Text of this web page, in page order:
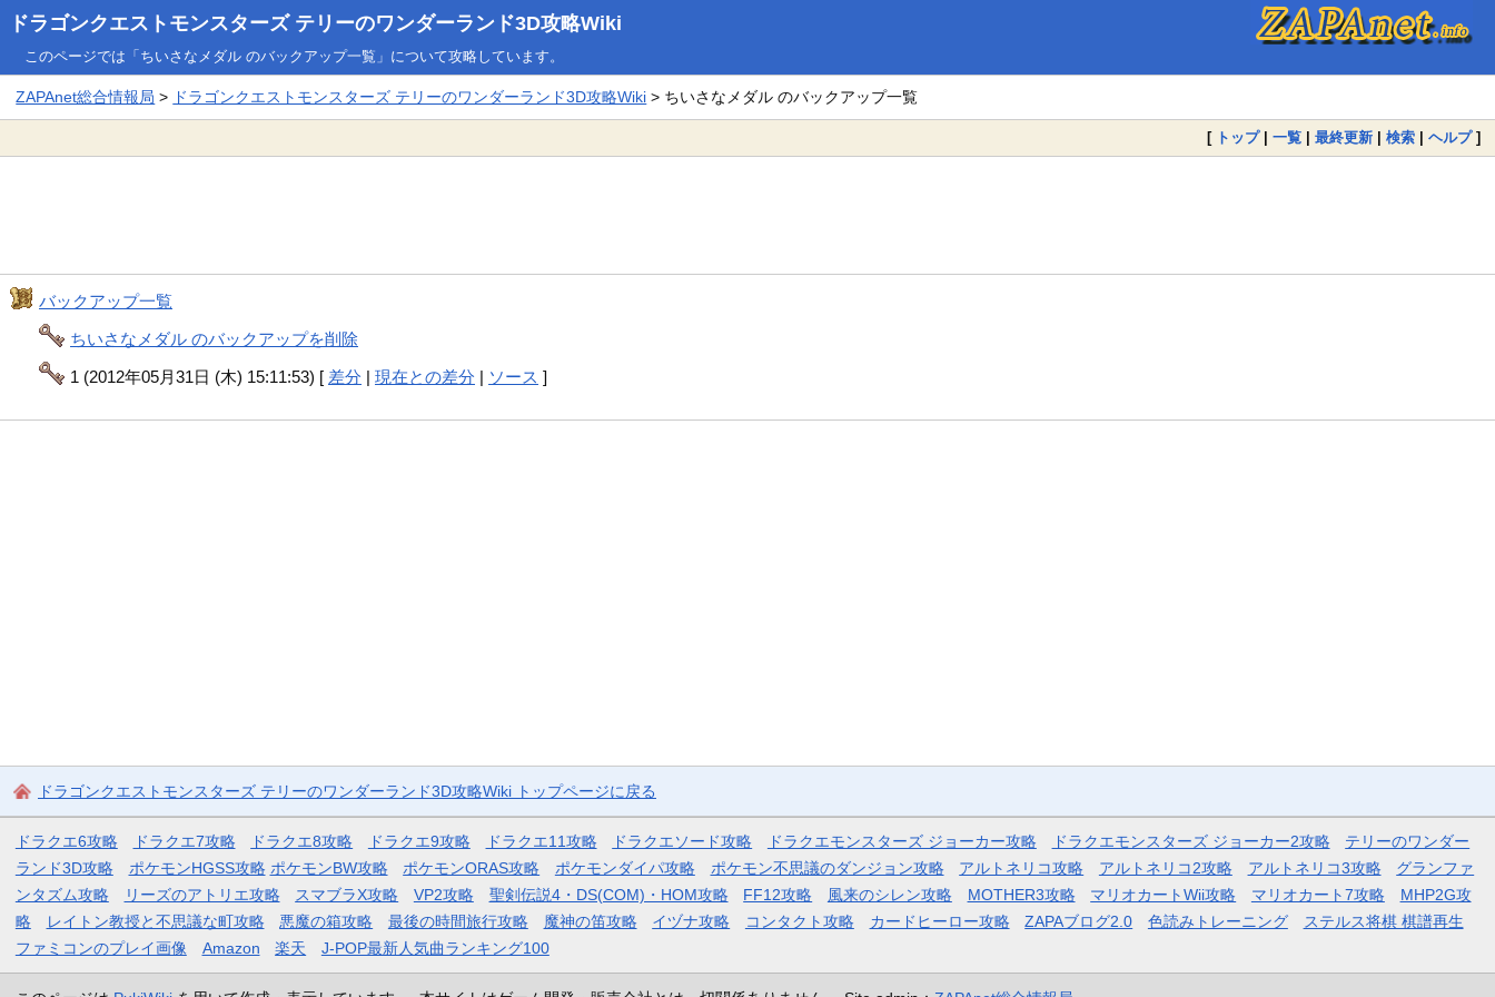
ドラゴンクエストモンスターズ テリーのワンダーランド3D攻略Wiki
このページでは「ちいさなメダル のバックアップ一覧」について攻略しています。
ZAPAnet総合情報局 > ドラゴンクエストモンスターズ テリーのワンダーランド3D攻略Wiki > ちいさなメダル のバックアップ一覧
[ トップ| 一覧 | 最終更新 | 検索 | ヘルプ]
バックアップ一覧
ちいさなメダル のバックアップを削除
1 (2012年05月31日 (木) 15:11:53) [ 差分 |現在との差分 | ソース ]
ドラゴンクエストモンスターズ テリーのワンダーランド3D攻略Wiki トップページに戻る
ドラクエ6攻略 ドラクエ7攻略 ドラクエ8攻略 ドラクエ9攻略 ドラクエ11攻略 ドラクエソード攻略 ドラクエモンスターズ ジョーカー攻略 ドラクエモンスターズ ジョーカー2攻略
テリーのワンダー
ランド3D攻略
ポケモンHGSS攻略 ポケモンBW攻略 ポケモンORAS攻略 ポケモンダイパ攻略 ポケモン不思議のダンジョン攻略 アルトネリコ攻略 アルトネリコ2攻略 アルトネリコ3攻略
グランファ
ンタズム攻略
リーズのアトリエ攻略 スマブラX攻略 VP2攻略 聖剣伝説4・DS(COM)・HOM攻略 FF12攻略 風来のシレン攻略 MOTHER3攻略 マリオカートWii攻略 マリオカート7攻略
MHP2G攻
略
レイトン教授と不思議な町攻略 悪魔の箱攻略 最後の時間旅行攻略 魔神の笛攻略 イヅナ攻略 コンタクト攻略 カードヒーロー攻略 ZAPAブログ2.0 色読みトレーニング
ステルス将棋 棋譜再生
ファミコンのプレイ画像
Amazon 楽天 J-POP最新人気曲ランキング100